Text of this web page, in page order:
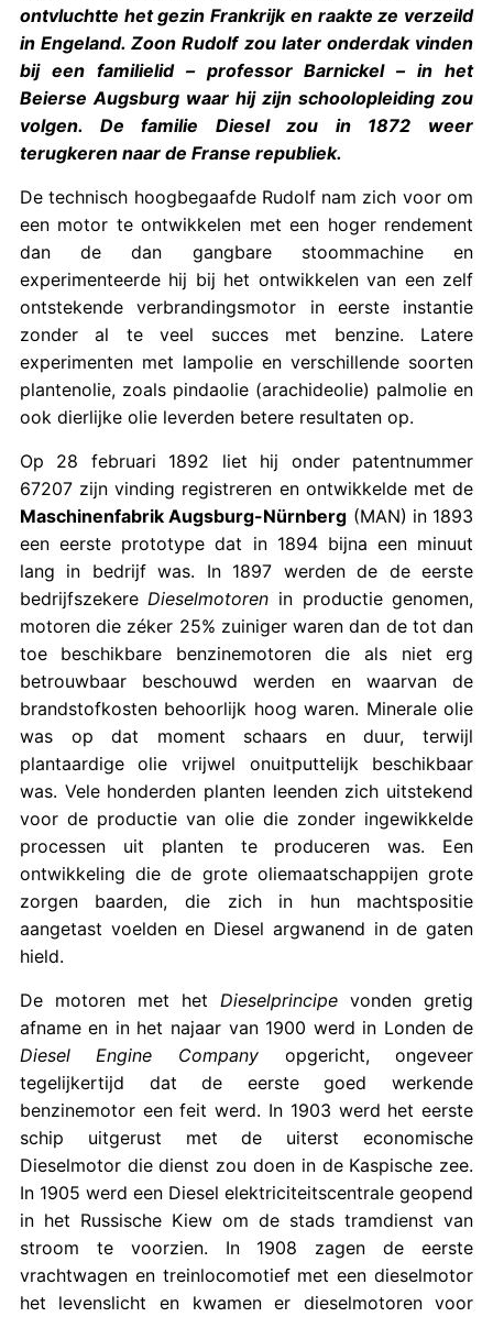
ontvluchtte het gezin Frankrijk en raakte ze verzeild
in Engeland. Zoon Rudolf zou later onderdak vinden
bij een familielid – professor Barnickel – in het
Beierse Augsburg waar hij zijn schoolopleiding zou
volgen. De familie Diesel zou in 1872 weer
terugkeren naar de Franse republiek.
De technisch hoogbegaafde Rudolf nam zich voor om
een motor te ontwikkelen met een hoger rendement
dan de dan gangbare stoommachine en
experimenteerde hij bij het ontwikkelen van een zelf
ontstekende verbrandingsmotor in eerste instantie
zonder al te veel succes met benzine. Latere
experimenten met lampolie en verschillende soorten
plantenolie, zoals pindaolie (arachideolie) palmolie en
ook dierlijke olie leverden betere resultaten op.
Op 28 februari 1892 liet hij onder patentnummer
67207 zijn vinding registreren en ontwikkelde met de
Maschinenfabrik Augsburg-Nürnberg (MAN) in 1893
een eerste prototype dat in 1894 bijna een minuut
lang in bedrijf was. In 1897 werden de de eerste
bedrijfszekere Dieselmotoren in productie genomen,
motoren die zéker 25% zuiniger waren dan de tot dan
toe beschikbare benzinemotoren die als niet erg
betrouwbaar beschouwd werden en waarvan de
brandstofkosten behoorlijk hoog waren. Minerale olie
was op dat moment schaars en duur, terwijl
plantaardige olie vrijwel onuitputtelijk beschikbaar
was. Vele honderden planten leenden zich uitstekend
voor de productie van olie die zonder ingewikkelde
processen uit planten te produceren was. Een
ontwikkeling die de grote oliemaatschappijen grote
zorgen baarden, die zich in hun machtspositie
aangetast voelden en Diesel argwanend in de gaten
hield.
De motoren met het Dieselprincipe vonden gretig
afname en in het najaar van 1900 werd in Londen de
Diesel Engine Company opgericht, ongeveer
tegelijkertijd dat de eerste goed werkende
benzinemotor een feit werd. In 1903 werd het eerste
schip uitgerust met de uiterst economische
Dieselmotor die dienst zou doen in de Kaspische zee.
In 1905 werd een Diesel elektriciteitscentrale geopend
in het Russische Kiew om de stads tramdienst van
stroom te voorzien. In 1908 zagen de eerste
vrachtwagen en treinlocomotief met een dieselmotor
het levenslicht en kwamen er dieselmotoren voor